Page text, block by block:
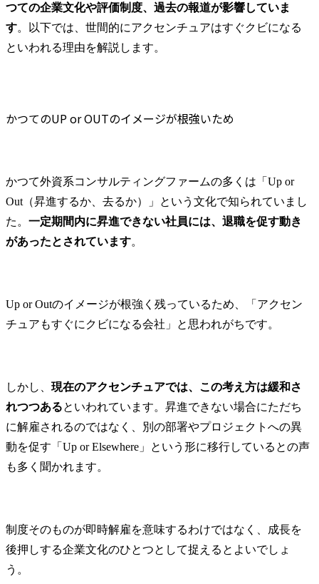
つての企業文化や評価制度、過去の報道が影響していま
す。以下では、世間的にアクセンチュアはすぐクビになる
といわれる理由を解説します。
かつてのUP or OUTのイメージが根強いため
かつて外資系コンサルティングファームの多くは「Up or
Out（昇進するか、去るか）」という文化で知られていまし
た。 一定期間内に昇進できない社員には、退職を促す動き
があったとされています。
Up or Outのイメージが根強く残っているため、「アクセン
チュアもすぐにクビになる会社」と思われがちです。
しかし、 現在のアクセンチュアでは、この考え方は緩和さ
れつつあるといわれています。昇進できない場合にただち
に解雇されるのではなく、別の部署やプロジェクトへの異
動を促す「Up or Elsewhere」という形に移行しているとの声
も多く聞かれます。
制度そのものが即時解雇を意味するわけではなく、成長を
後押しする企業文化のひとつとして捉えるとよいでしょ
う。